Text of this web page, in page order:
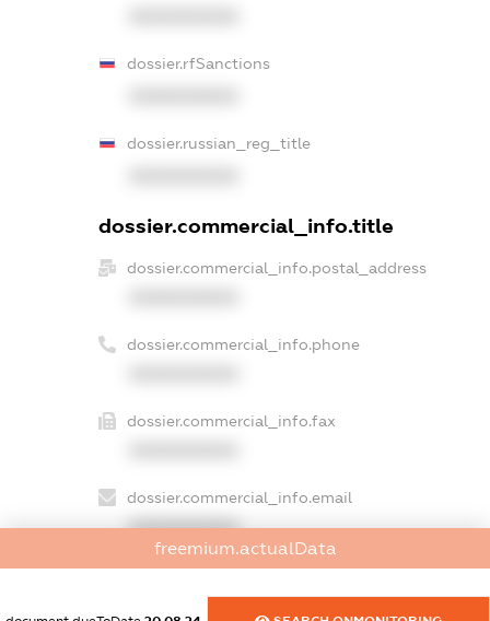
dossier.rfSanctions
dossier.russian_reg_title
dossier.commercial_info.title
dossier.commercial_info.postal_address
dossier.commercial_info.phone
dossier.commercial_info.fax
dossier.commercial_info.email
XXXXXXXXXX
dossier.commercial_info.website
freemium.actualData